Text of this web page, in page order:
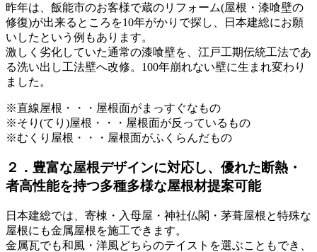
昨年は、飯能市のお客様で蔵のリフォーム(屋根・漆喰壁の
修復)が出来るところを10年がかりで探し、日本建総にお願
いしたという例もあります。
激しく劣化していた通常の漆喰壁を、江戸工期伝統工法であ
る洗い出し工法壁へ改修。100年崩れない壁に生まれ変わり
ました。
※直線屋根・・・屋根面がまっすぐなもの
※そり(てり)屋根・・・屋根面が反っているもの
※むくり屋根・・・屋根面がふくらんだもの
２．豊富な屋根デザインに対応し、優れた断熱・
者高性能を持つ多種多様な屋根材提案可能
日本建総では、寄棟・入母屋・神社仏閣・茅葺屋根と特殊な
屋根にも金属屋根を施工できます。
金属瓦でも和風・洋風どちらのテイストを選ぶこともでき、